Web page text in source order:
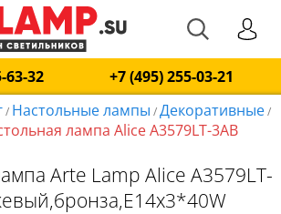
63-32
+7 (495) 255-03-21
/ Настольные лампы /Декоративные/
лампа Alice A3579LT-3AB
Arte Lamp Alice A3579LT-